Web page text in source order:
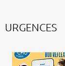
URGENCES